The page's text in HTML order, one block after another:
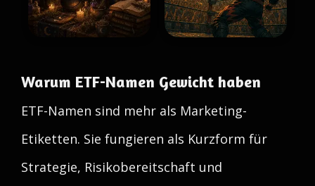
Warum ETF-Namen Gewicht haben
ETF-Namen sind mehr als Marketing-
Etiketten. Sie fungieren als Kurzform für
Strategie, Risikobereitschaft und